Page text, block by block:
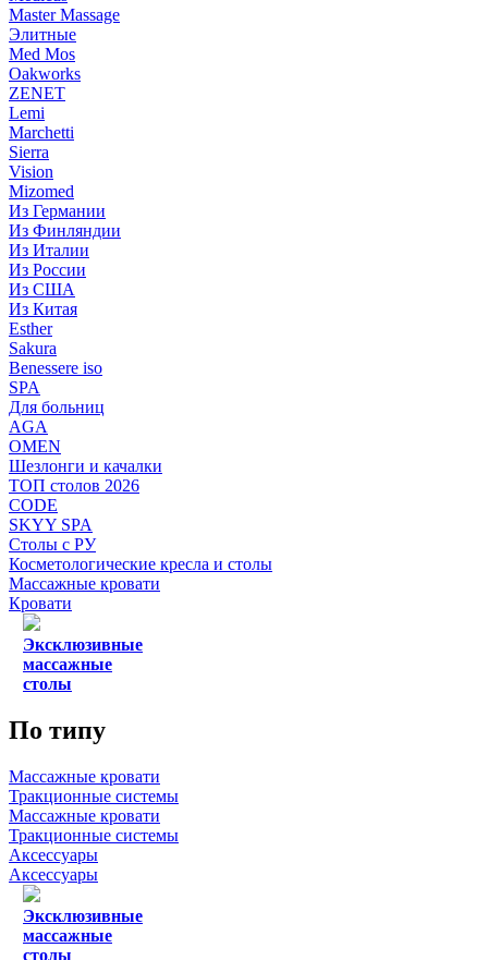
Master Massage
Элитные
Med Mos
Oakworks
ZENET
Lemi
Marchetti
Sierra
Vision
Mizomed
Из Германии
Из Финляндии
Из Италии
Из России
Из США
Из Китая
Esther
Sakura
Benessere iso
SPA
Для больниц
AGA
OMEN
Шезлонги и качалки
ТОП столов 2026
CODE
SKYY SPA
Столы с РУ
Косметологические кресла и столы
Массажные кровати
Кровати
Эксклюзивные
массажные
столы
По типу
Массажные кровати
Тракционные системы
Массажные кровати
Тракционные системы
Аксессуары
Аксессуары
Эксклюзивные
массажные
столы